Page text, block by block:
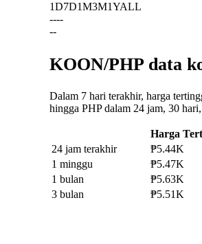
1D7D1M3M1YALL
----
--
KOON/PHP data
Dalam 7 hari terakhir, harga
hingga PHP dalam 24 jam, 30
Harga
24 jam terakhir
₱5.44K
1 minggu
₱5.47K
1 bulan
₱5.63K
3 bulan
₱5.51K